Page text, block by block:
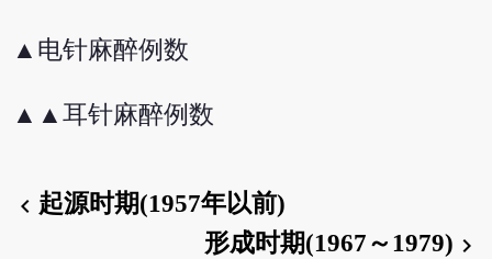
▲电针麻醉例数
▲▲耳针麻醉例数
chevron_left起源时期(1957年以前)
形成时期(1967～1979) chevron_right